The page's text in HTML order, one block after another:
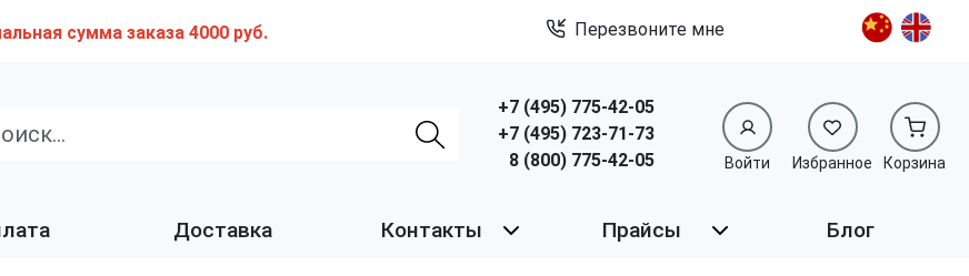
сумма заказа 4000 руб. Перезвоните мне
+7 (495) 775-42-05
+7 (495) 723-71-73
8 (800) 775-42-05
Войти Избранное Корзина
Доставка Контакты Прайсы Блог